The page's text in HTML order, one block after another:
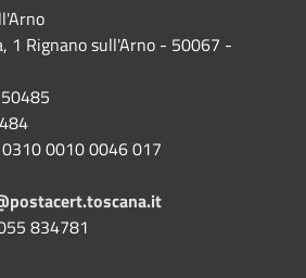
1 Rignano sull'Arno - 50067 -
0010 0046 017
834781